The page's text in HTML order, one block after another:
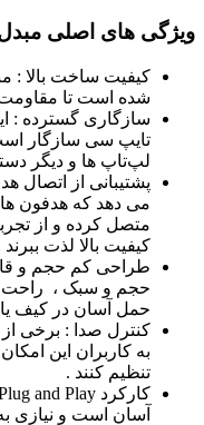
ویژگی‌ های اصلی
کیفیت ساخت بالا :
شده است تا مقاومت
سازگاری گسترده :
تایپ سی سازگار
لپ‌تاپ‌ ها و دیگر
پشتیبانی از اتصال
می ‌دهد که هدفون‌
متصل کرده و از
کیفیت بالا لذت ببرند
طراحی کم حجم و
حجم و سبک ، راحت
حمل آسان در کیف
کنترل صدا : برخی
به کاربران این
تنظیم کنند .
آسان است و نیازی